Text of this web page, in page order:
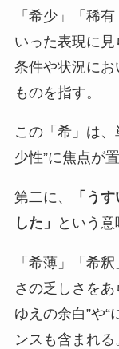
「希少」「稀
いった表現に
条件や状況に
ものを指す。
この「希」は
少性”に焦点が
第二に、
「う
した」
という意
「希薄」「希
さの乏しさを
ゆえの余白”や“
ンスも含まれる